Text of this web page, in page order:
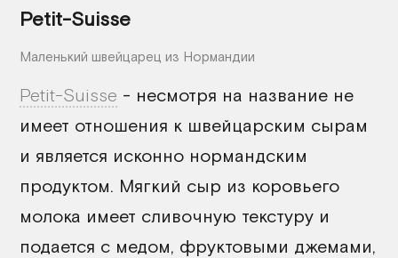
Petit-Suisse
Маленький швейцарец из Нормандии
Petit-Suisse - несмотря на название не
имеет отношения к швейцарским сырам
и является исконно нормандским
продуктом. Мягкий сыр из коровьего
молока имеет сливочную текстуру и
подается с медом, фруктовыми джемами,